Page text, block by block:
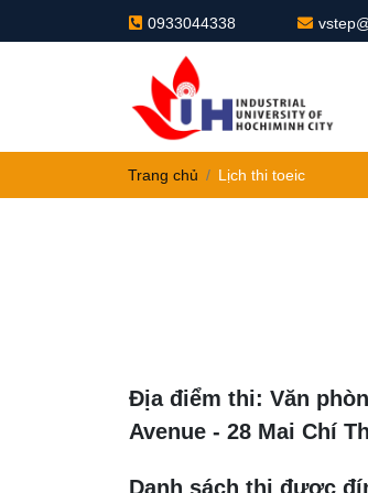
0933044338
Trang chủ Lịch thi toeic
Địa điểm thi: Văn
Avenue - 28 Mai Chí
Danh sách thi được